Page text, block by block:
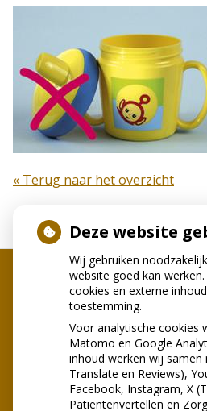
« Terug naar het overzicht
U heeft geen
voorexterne inhoud
dit te zien.
Deze website
Wij gebruiken
website goed kan
cookies en externe
toestemming.
Voor analytische cookies
Matomo en Google
inhoud werken wij samen
Translate en Reviews),
Facebook, Instagram, X
Patiëntenvertellen en